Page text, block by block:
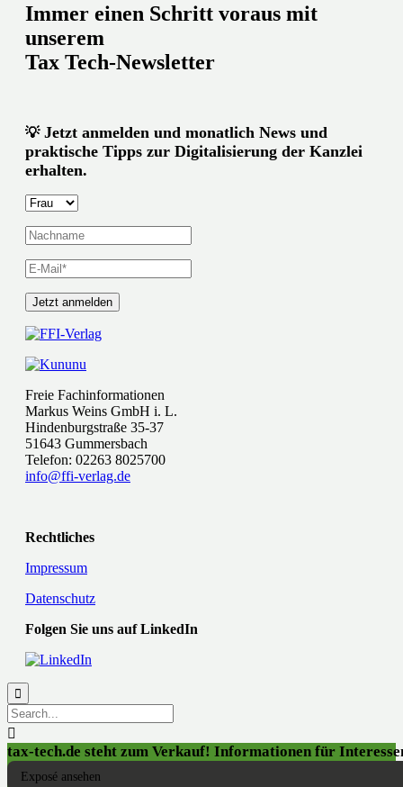
Immer einen Schritt voraus mit
unserem
Tax Tech-Newsletter
💡Jetzt anmelden und monatlich News und
praktische Tipps zur Digitalisierung der Kanzlei
erhalten.
Freie Fachinformationen
Markus Weins GmbH i. L.
Hindenburgstraße 35-37
51643 Gummersbach
Telefon: 02263 8025700
info@ffi-verlag.de
Rechtliches
Impressum
Datenschutz
Folgen Sie uns auf LinkedIn


tax-tech.de steht zum Verkauf! Informationen für
Exposé ansehen